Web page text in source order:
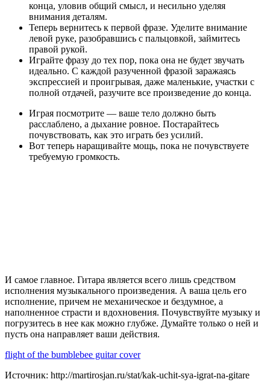
конца, уловив общий смысл, и несильно уделяя
внимания деталям.
Теперь вернитесь к первой фразе. Уделите внимание
левой руке, разобравшись с пальцовкой, займитесь
правой рукой.
Играйте фразу до тех пор, пока она не будет звучать
идеально. С каждой разученной фразой заражаясь
экспрессией и проигрывая, даже маленькие, участки с
полной отдачей, разучите все произведение до конца.
Играя посмотрите — ваше тело должно быть
расслаблено, а дыхание ровное. Постарайтесь
почувствовать, как это играть без усилий.
Вот теперь наращивайте мощь, пока не почувствуете
требуемую громкость.
И самое главное. Гитара является всего лишь средством
исполнения музыкального произведения. А ваша цель его
исполнение, причем не механическое и бездумное, а
наполненное страсти и вдохновения. Почувствуйте музыку и
погрузитесь в нее как можно глубже. Думайте только о ней и
пусть она направляет ваши действия.
flight of the bumblebee guitar cover
Источник: http://martirosjan.ru/stat/kak-uchit-sya-igrat-na-gitare